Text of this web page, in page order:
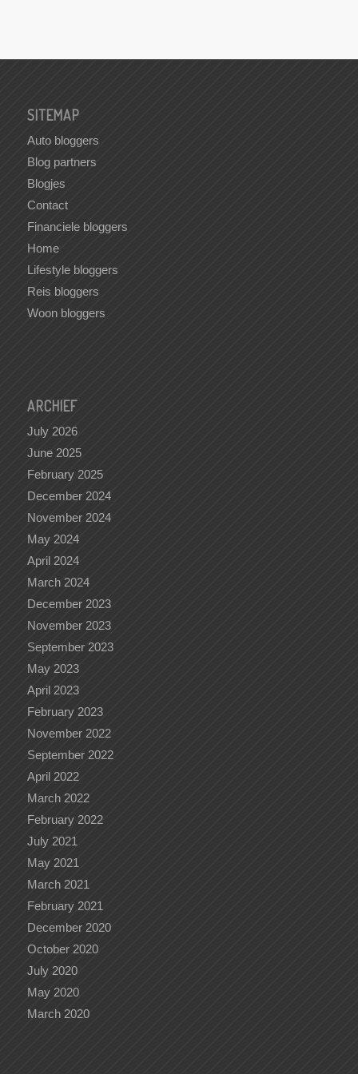
SITEMAP
Auto bloggers
Blog partners
Blogjes
Contact
Financiele bloggers
Home
Lifestyle bloggers
Reis bloggers
Woon bloggers
ARCHIEF
July 2026
June 2025
February 2025
December 2024
November 2024
May 2024
April 2024
March 2024
December 2023
November 2023
September 2023
May 2023
April 2023
February 2023
November 2022
September 2022
April 2022
March 2022
February 2022
July 2021
May 2021
March 2021
February 2021
December 2020
October 2020
July 2020
May 2020
March 2020